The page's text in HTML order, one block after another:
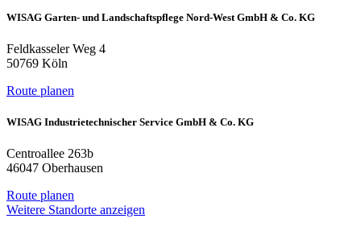
WISAG Garten- und Landschaftspflege Nord-West GmbH & Co. KG
Feldkasseler Weg 4
50769 Köln
Route planen
WISAG Industrietechnischer Service GmbH & Co. KG
Centroallee 263b
46047 Oberhausen
Route planen
Weitere Standorte anzeigen